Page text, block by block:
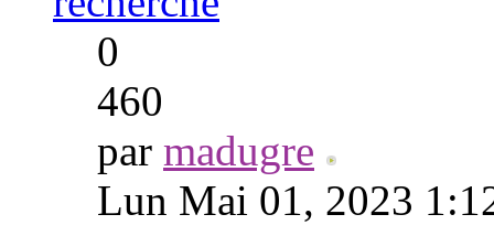
0
460
par madugre
Lun Mai 01, 2023